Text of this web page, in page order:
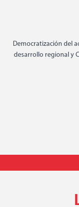
Democratización del
desarrollo regional y